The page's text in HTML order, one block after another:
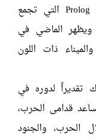
وتبرز ضمن المجموعة الأولى، ساعة Prolog 1 التي تجمع
ويظهر الماضي في
ذات اللون
تقديراً لدوره في
قدامى الحرب،
الحرب، والجنود